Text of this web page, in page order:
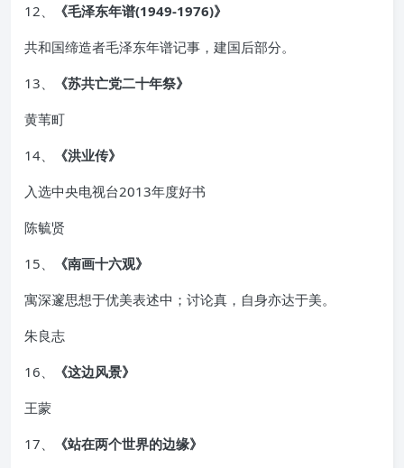
12、
《毛泽东年谱(1949-1976)》
共和国缔造者毛泽东年谱记事，建国后部分。
13、
《苏共亡党二十年祭》
黄苇町
14、
《洪业传》
入选中央电视台2013年度好书
陈毓贤
15、
《南画十六观》
寓深邃思想于优美表述中；讨论真，自身亦达于美。
朱良志
16、
《这边风景》
王蒙
17、
《站在两个世界的边缘》